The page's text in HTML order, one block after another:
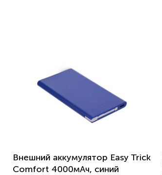
Внешний аккумулятор Easy Trick
Comfort 4000мАч, синий